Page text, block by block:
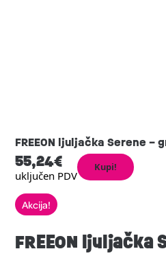
FREEON ljuljačka Serene –
55,24€
uključen PDV
Kupi!
Akcija!
FREEON ljuljačka